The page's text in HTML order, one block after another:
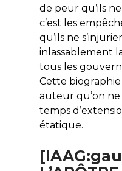
de peur qu’ils
c’est les
qu’ils ne
inlassablement
tous les
Cette
auteur qu’on
temps
étatique.